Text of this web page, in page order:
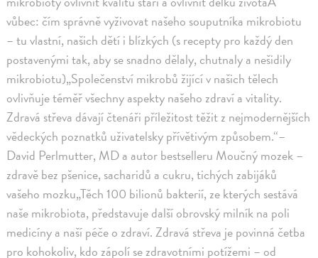
vůbec: čím správně vyživovat našeho souputníka mikrobiotu
– tu vlastní, našich dětí i blízkých (s recepty pro každý den
postavenými tak, aby se snadno dělaly, chutnaly a nešidily
mikrobiotu)„Společenství mikrobů žijící v našich tělech
ovlivňuje téměř všechny aspekty našeho zdraví a vitality.
Zdravá střeva dávají čtenáři příležitost těžit z nejmodernějších
vědeckých poznatků uživatelsky přívětivým způsobem.“–
David Perlmutter, MD a autor bestselleru Moučný mozek –
zdravě bez pšenice, sacharidů a cukru, tichých zabijáků
vašeho mozku„Těch 100 bilionů bakterií, ze kterých sestává
naše mikrobiota, představuje další obrovský milník na poli
medicíny a naší péče o zdraví. Zdravá střeva je povinná četba
pro kohokoliv, kdo zápolí se zdravotními potížemi – od